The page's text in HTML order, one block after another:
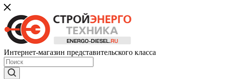
Интернет-магазин представительского класса